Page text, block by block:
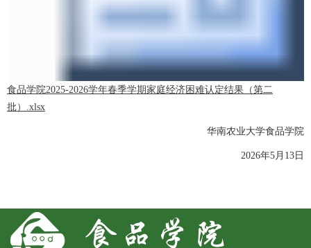
食品学院2025-2026学年春季学期家庭经济困难认定结果（第二
批）.xlsx
华南农业大学食品学院
2026年5月13日